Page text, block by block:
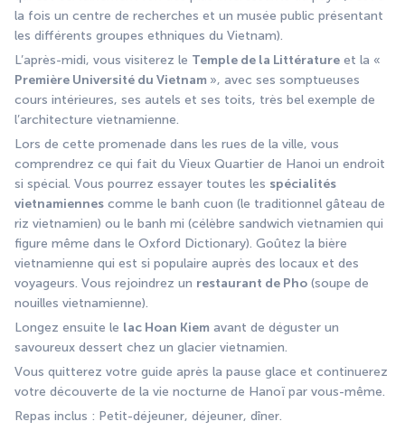
la fois un centre de recherches et un musée public présentant
les différents groupes ethniques du Vietnam).
L’après-midi, vous visiterez le Temple de la Littérature
Première Université du Vietnam », avec ses somptueuses
cours intérieures, ses autels et ses toits, très bel exemple de
l’architecture vietnamienne.
Lors de cette promenade dans les rues de la ville, vous
comprendrez ce qui fait du Vieux Quartier de Hanoi un endroit
si spécial. Vous pourrez essayer toutes les spécialités
vietnamiennes comme le banh cuon (le traditionnel gâteau de
riz vietnamien) ou le banh mi (célèbre sandwich vietnamien qui
figure même dans le Oxford Dictionary). Goûtez la bière
vietnamienne qui est si populaire auprès des locaux et des
voyageurs. Vous rejoindrez un restaurant de Pho (soupe de
nouilles vietnamienne).
Longez ensuite le lac Hoan Kiem avant de déguster un
savoureux dessert chez un glacier vietnamien.
Vous quitterez votre guide après la pause glace et continuerez
votre découverte de la vie nocturne de Hanoï par vous-même.
Repas inclus : Petit-déjeuner, déjeuner, dîner.